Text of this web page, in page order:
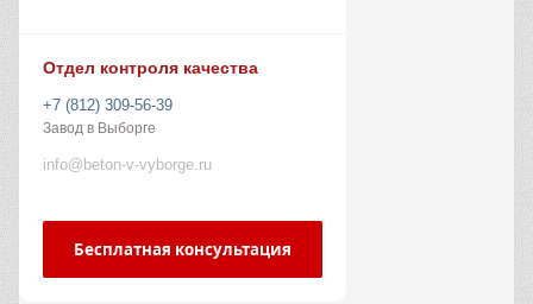
Отдел контроля качества
+7 (812) 309-56-39
Завод в Выборге
info@beton-v-vyborge.ru
Бесплатная консультация